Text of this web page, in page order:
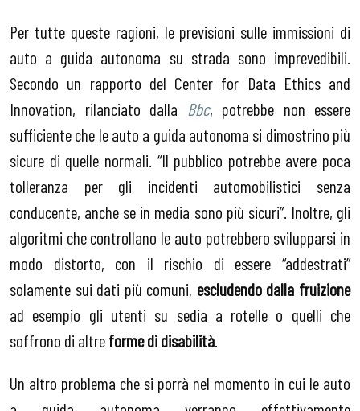
Per tutte queste ragioni, le previsioni sulle immissioni di
auto a guida autonoma su strada sono imprevedibili.
Secondo un rapporto del Center for Data Ethics and
Innovation, rilanciato dalla Bbc, potrebbe non essere
sufficiente che le auto a guida autonoma si dimostrino più
sicure di quelle normali. “Il pubblico potrebbe avere poca
tolleranza per gli incidenti automobilistici senza
conducente, anche se in media sono più sicuri”. Inoltre, gli
algoritmi che controllano le auto potrebbero svilupparsi in
modo distorto, con il rischio di essere “addestrati”
solamente sui dati più comuni, escludendo dalla fruizione
ad esempio gli utenti su sedia a rotelle o quelli che
soffrono di altreforme di disabilità
Un altro problema che si porrà nel momento in cui le auto